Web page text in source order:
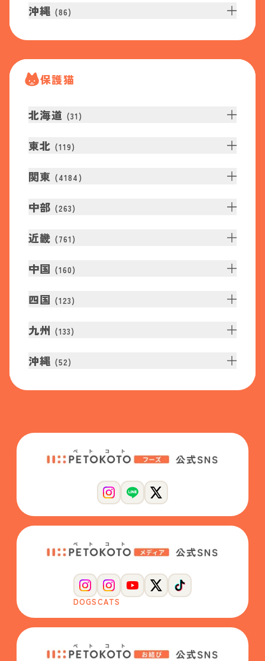
沖縄 (86)
保護猫
北海道 (31 )
東北 (119)
関東 (4184 )
中部 (263)
近畿 (761 )
中国 (160)
四国 (123)
九州 (133)
沖縄 (52)
DOGSCATS